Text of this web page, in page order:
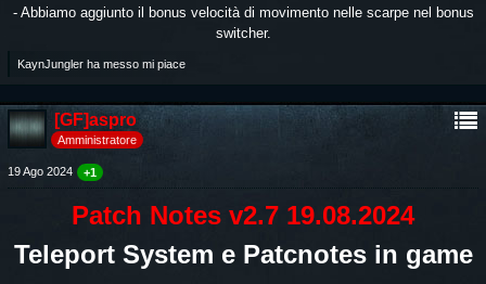
- Abbiamo aggiunto il bonus velocità di movimento nelle scarpe nel bonus
switcher.
KaynJungler ha messo mi piace
[GF]aspro
Amministratore
19 Ago 2024 +1
Patch Notes v2.7 19.08.2024
Teleport System e Patcnotes in game